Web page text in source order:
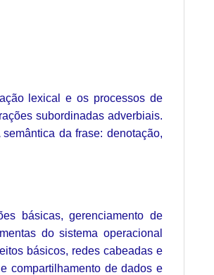
lexical e os processos de
subordinadas adverbiais.
da frase: denotação,
básicas, gerenciamento de
do sistema operacional
básicos, redes cabeadas e
compartilhamento de dados e